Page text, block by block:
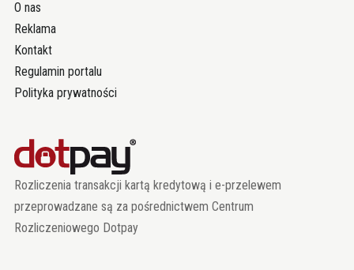
O nas
Reklama
Kontakt
Regulamin portalu
Polityka prywatności
Rozliczenia transakcji kartą kredytową i e-przelewem
przeprowadzane są za pośrednictwem Centrum
Rozliczeniowego Dotpay